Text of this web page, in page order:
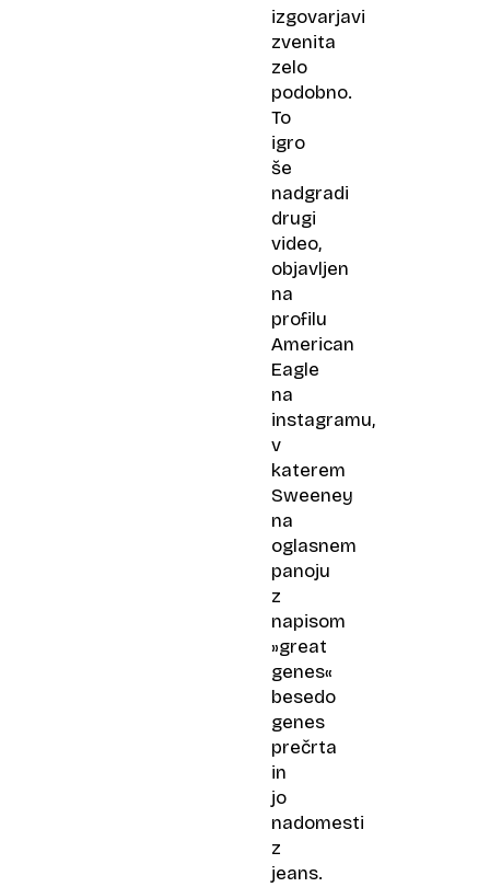
izgovarjavi
zvenita
zelo
podobno.
To
igro
še
nadgradi
drugi
video,
objavljen
na
profilu
American
Eagle
na
instagramu,
v
katerem
Sweeney
na
oglasnem
panoju
z
napisom
»great
genes«
besedo
genes
prečrta
in
jo
nadomesti
z
jeans.